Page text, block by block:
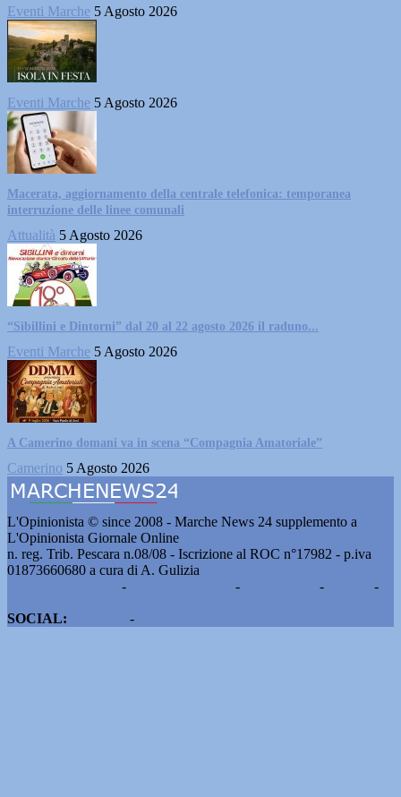
Eventi Marche 5 Agosto 2026
Eventi Marche 5 Agosto 2026
Macerata, aggiornamento della centrale telefonica: temporanea
interruzione delle linee comunali
Attualità 5 Agosto 2026
“Sibillini e Dintorni” dal 20 al 22 agosto 2026 il raduno...
Eventi Marche 5 Agosto 2026
A Camerino domani va in scena “Compagnia Amatoriale”
Camerino 5 Agosto 2026
L'Opinionista © since 2008 - Marche News 24 supplemento a
L'Opinionista Giornale Online
n. reg. Trib. Pescara n.08/08 - Iscrizione al ROC n°17982 - p.iva
01873660680 a cura di A. Gulizia
- - -
-
SOCIAL:
-